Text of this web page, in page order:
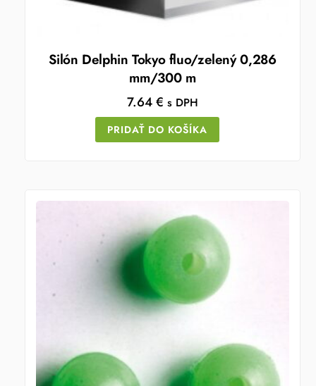
Silón Delphin Tokyo fluo/zelený 0,286
mm/300 m
7.64€ s DPH
PRIDAŤ DO KOŠÍKA